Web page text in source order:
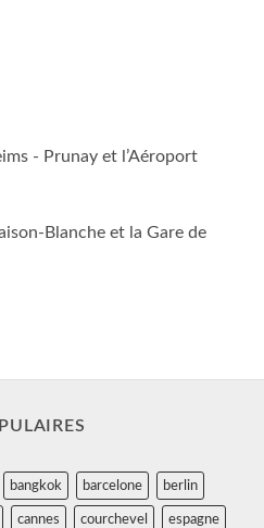
- Prunay et l’Aéroport
Blanche et la Gare de
bangkok barcelone berlin
cannes courchevel espagne